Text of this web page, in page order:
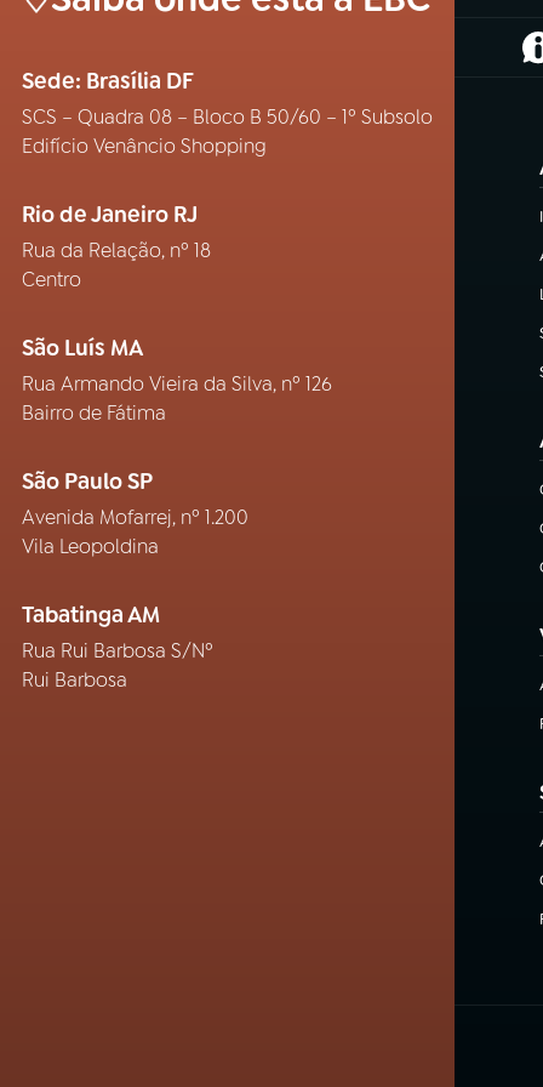
Sede: Brasília DF
SCS – Quadra 08 – Bloco B 50/60 – 1º Subsolo
Edifício Venâncio Shopping
Rio de Janeiro RJ
Rua da Relação, nº 18
Centro
São Luís MA
Rua Armando Vieira da Silva, nº 126
Bairro de Fátima
São Paulo SP
Avenida Mofarrej, nº 1.200
Vila Leopoldina
Tabatinga AM
Rua Rui Barbosa S/Nº
Rui Barbosa